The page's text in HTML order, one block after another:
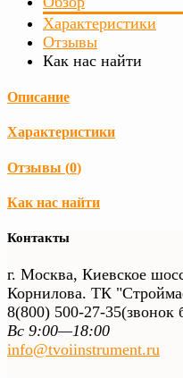
Характеристики
Отзывы
Как нас найти
Описание
Характеристики
Отзывы (0)
Как нас найти
Контакты
г. Москва, Киевское
Корнилова. ТК
8(800) 500-27-35(звонок
Вс 9:00—18:00
info@tvoiinstrument.ru